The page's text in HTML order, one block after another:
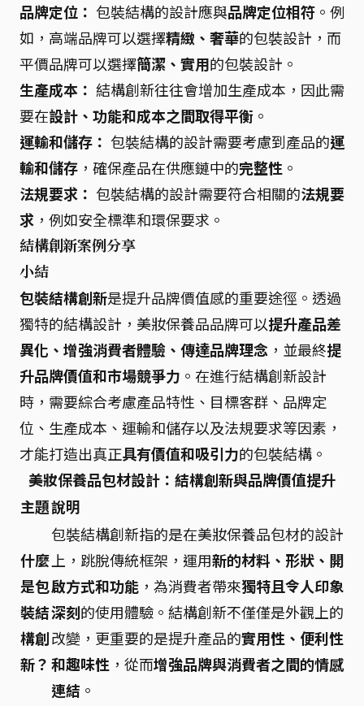
品牌定位： 包裝結構的設計應與品牌定位相符 。例
如，高端品牌可以選擇精緻、奢華的包裝設計，而
平價品牌可以選擇簡潔、實用的包裝設計。
生產成本： 結構創新往往會增加生產成本，因此需
要在設計、功能和成本之間取得平衡 。
運輸和儲存： 包裝結構的設計需要考慮到產品的運
輸和儲存 ，確保產品在供應鏈中的完整性 。
法規要求： 包裝結構的設計需要符合相關的法規要
求 ，例如安全標準和環保要求。
結構創新案例分享
小結
包裝結構創新是提升品牌價值感的重要途徑。透過
獨特的結構設計，美妝保養品品牌可以提升產品差
異化、增強消費者體驗、傳達品牌理念 ，並最終提
升品牌價值和市場競爭力 。在進行結構創新設計
時，需要綜合考慮產品特性、目標客群、品牌定
位、生產成本、運輸和儲存以及法規要求等因素，
才能打造出真正具有價值和吸引力的包裝結構。
美妝保養品包材設計：結構創新與品牌價值提升
主題說明
什麼
是包
裝結
構創
新？
包裝結構創新指的是在美妝保養品包材的設計
上，跳脫傳統框架，運用新的材料、形狀、開
啟方式和功能 ，為消費者帶來獨特且令人印象
深刻的使用體驗。結構創新不僅僅是外觀上的
改變，更重要的是提升產品的實用性、便利性
和趣味性 ，從而增強品牌與消費者之間的情感
連結 。